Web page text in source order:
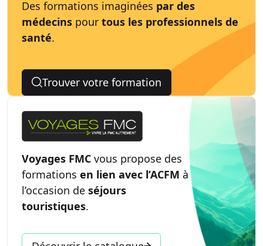
Des formations imaginées par des
médecins pour tous les professionnels de
santé.
Trouver votre formation
Voyages FMC vous propose des
formations en lien avec l’ACFM à
l’occasion de séjours
touristiques.